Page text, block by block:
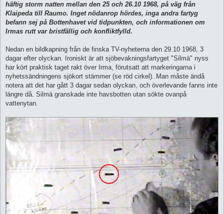
häftig storm natten mellan den 25 och 26.10 1968, på väg från
Klaipeda till Raumo. Inget nödanrop hördes, inga andra fartyg
befann sej på Bottenhavet vid tidpunkten, och informationen om
Irmas rutt var bristfällig och konfliktfylld.
Nedan en bildkapning från de finska TV-nyheterna den 29.10 1968, 3
dagar efter olyckan. Ironiskt är att sjöbevakningsfartyget "Silmä" nyss
har kört praktisk taget rakt över Irma, förutsatt att markeringarna i
nyhetssändningens sjökort stämmer (se röd cirkel). Man måste ändå
notera att det har gått 3 dagar sedan olyckan, och överlevande fanns inte
längre då. Silmä granskade inte havsbotten utan sökte ovanpå
vattenytan.